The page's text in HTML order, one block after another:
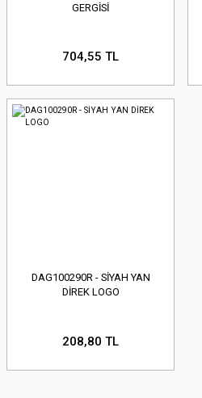
GERGİSİ
704,55 TL
DAG100290R - SİYAH YAN
DİREK LOGO
208,80 TL